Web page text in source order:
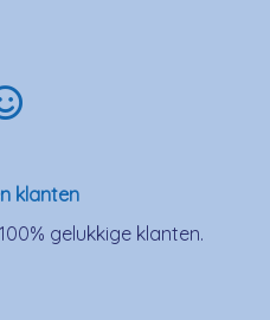
klanten
gelukkige klanten.